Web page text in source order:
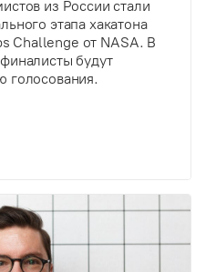
из России стали
этапа хакатона
Challenge от NASA. В
будут
голосования.